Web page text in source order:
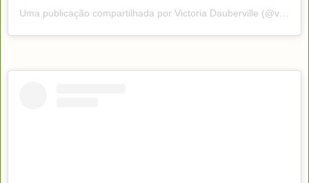
Uma publicação compartilhada por Victoria Dauberville (@victoriadauberville)